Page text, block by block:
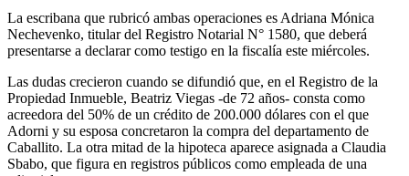
La escribana que rubricó ambas operaciones es Adriana Mónica
Nechevenko, titular del Registro Notarial N° 1580, que deberá
presentarse a declarar como testigo en la fiscalía este miércoles.
Las dudas crecieron cuando se difundió que, en el Registro de la
Propiedad Inmueble, Beatriz Viegas -de 72 años- consta como
acreedora del 50% de un crédito de 200.000 dólares con el que
Adorni y su esposa concretaron la compra del departamento de
Caballito. La otra mitad de la hipoteca aparece asignada a Claudia
Sbabo, que figura en registros públicos como empleada de una